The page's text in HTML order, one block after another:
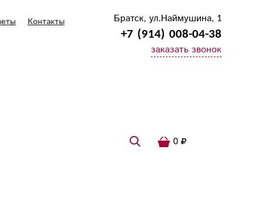
Контакты Братск, ул.Наймушина, 1
+7 (914) 008-04-38
заказать звонок
0